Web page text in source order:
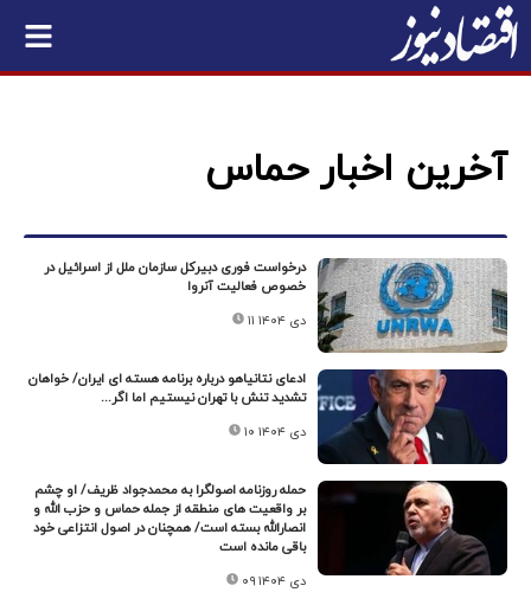
آخرین اخبار حماس
درخواست فوری دبیرکل سازمان ملل از اسرائیل در
خصوص فعالیت آنروا
۱۱ دی ۱۴۰۴
ادعای نتانیاهو درباره برنامه هسته ای ایران/ خواهان
تشدید تنش با تهران نیستیم اما اگر...
۱۰ دی ۱۴۰۴
حمله روزنامه اصولگرا به محمدجواد ظریف/ او چشم
بر واقعیت های منطقه از جمله حماس و حزب الله و
انصارالله بسته است/ همچنان در اصول انتزاعی خود
باقی مانده است
۰۹ دی ۱۴۰۴